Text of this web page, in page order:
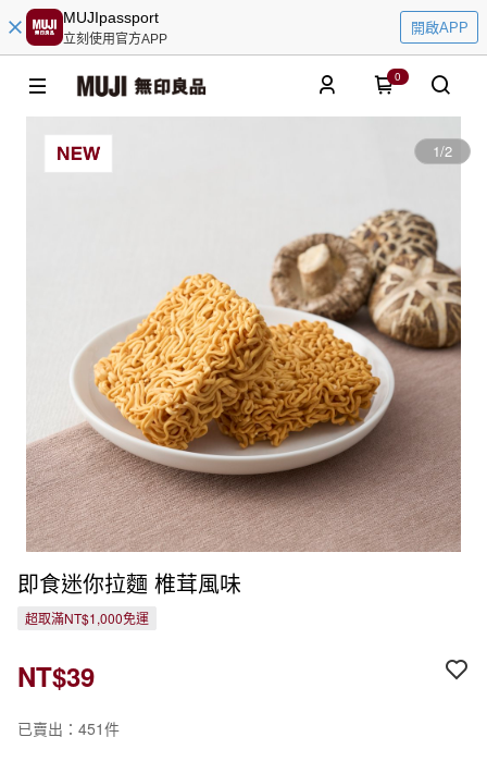
MUJIpassport
立刻使用官方APP
開啟APP
0
1/2
即食迷你拉麵 椎茸風味
超取滿NT$1,000免運
NT$39
已賣出：451件